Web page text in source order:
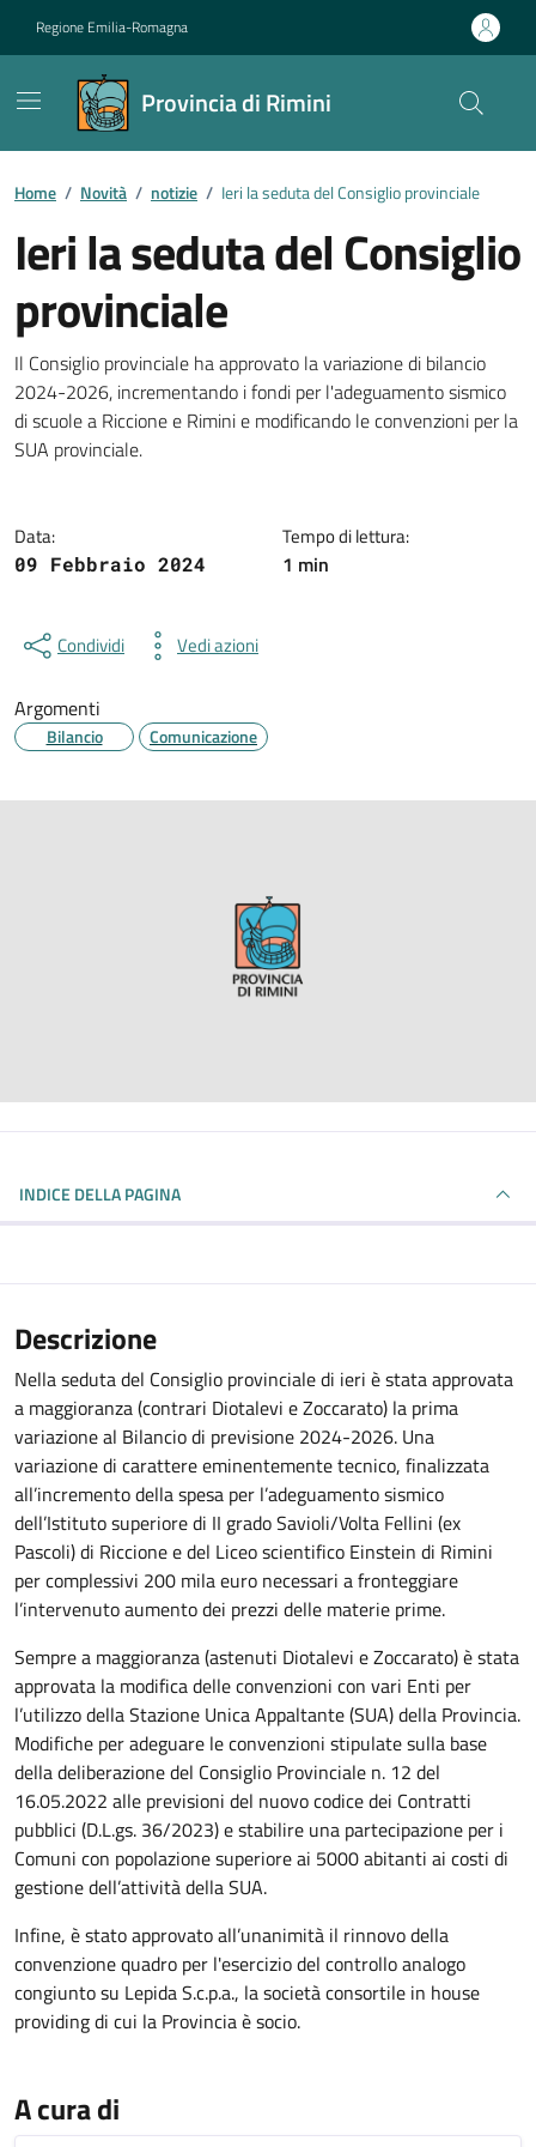
Regione Emilia-Romagna
Provincia di Rimini
Contenuti in evidenza
Home / Novità / notizie / Ieri la seduta del Consiglio provinciale
Ieri la seduta del Consiglio
provinciale
Dettagli della notizia
Il Consiglio provinciale ha approvato la variazione di bilancio
2024-2026, incrementando i fondi per l'adeguamento sismico
di scuole a Riccione e Rimini e modificando le convenzioni per la
SUA provinciale.
Data:
09 Febbraio 2024
Tempo di lettura:
1 min
Condividi Vedi azioni
Argomenti
Bilancio Comunicazione
INDICE DELLA PAGINA
Descrizione
Nella seduta del Consiglio provinciale di ieri è stata approvata
a maggioranza (contrari Diotalevi e Zoccarato) la prima
variazione al Bilancio di previsione 2024-2026. Una
variazione di carattere eminentemente tecnico, finalizzata
all’incremento della spesa per l’adeguamento sismico
dell’Istituto superiore di II grado Savioli/Volta Fellini (ex
Pascoli) di Riccione e del Liceo scientifico Einstein di Rimini
per complessivi 200 mila euro necessari a fronteggiare
l’intervenuto aumento dei prezzi delle materie prime.
Sempre a maggioranza (astenuti Diotalevi e Zoccarato) è stata
approvata la modifica delle convenzioni con vari Enti per
l’utilizzo della Stazione Unica Appaltante (SUA) della Provincia.
Modifiche per adeguare le convenzioni stipulate sulla base
della deliberazione del Consiglio Provinciale n. 12 del
16.05.2022 alle previsioni del nuovo codice dei Contratti
pubblici (D.L.gs. 36/2023) e stabilire una partecipazione per i
Comuni con popolazione superiore ai 5000 abitanti ai costi di
gestione dell’attività della SUA.
Infine, è stato approvato all’unanimità il rinnovo della
convenzione quadro per l'esercizio del controllo analogo
congiunto su Lepida S.c.p.a., la società consortile in house
providing di cui la Provincia è socio.
A cura di